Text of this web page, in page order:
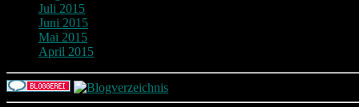
Juli 2015
Juni 2015
Mai 2015
April 2015